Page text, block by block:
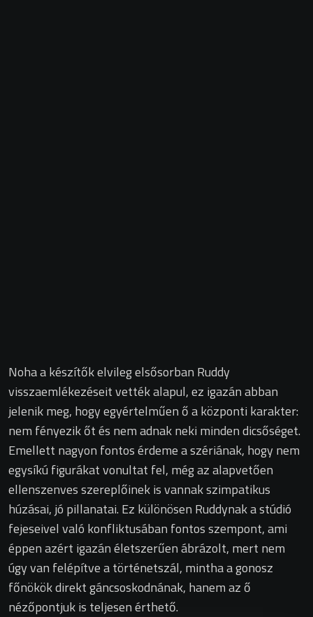
Noha a készítők elvileg elsősorban Ruddy
visszaemlékezéseit vették alapul, ez igazán abban
jelenik meg, hogy egyértelműen ő a központi karakter:
nem fényezik őt és nem adnak neki minden dicsőséget.
Emellett nagyon fontos érdeme a szériának, hogy nem
egysíkú figurákat vonultat fel, még az alapvetően
ellenszenves szereplőinek is vannak szimpatikus
húzásai, jó pillanatai. Ez különösen Ruddynak a stúdió
fejeseivel való konfliktusában fontos szempont, ami
éppen azért igazán életszerűen ábrázolt, mert nem
úgy van felépítve a történetszál, mintha a gonosz
főnökök direkt gáncsoskodnának, hanem az ő
nézőpontjuk is teljesen érthető.